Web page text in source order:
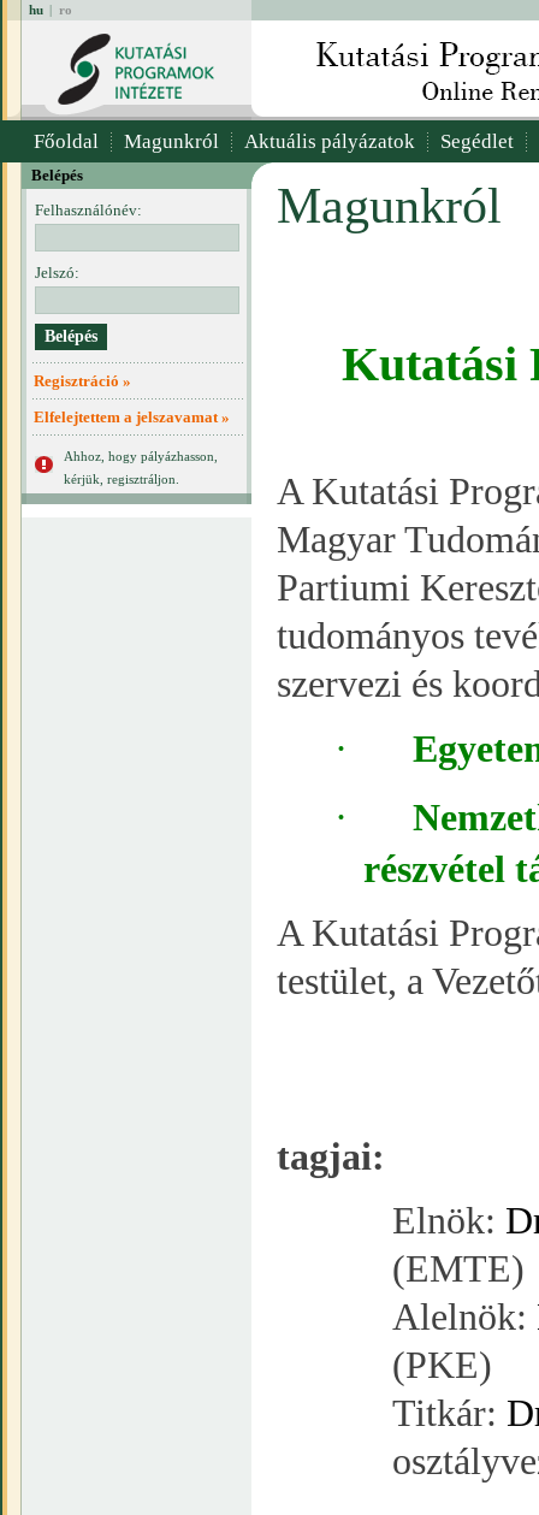
hu | ro
Főoldal Magunkról Aktuális pályázatok Segédlet
Belépés
Felhasználónév:
Jelszó:
Regisztráció »
Elfelejtettem a jelszavamat »
Ahhoz, hogy pályázhasson,
kérjük, regisztráljon.
Magunkról
Kutatási
A Kutatási
Magyar
Partiumi
tudományos
szervezi és
·
·
részvétel
A Kutatási
testület, a
tagjai:
Elnök:
(EMTE)
Alelnök:
(PKE)
Titkár: